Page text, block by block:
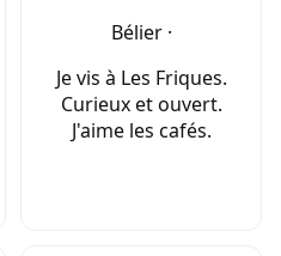
Bélier ·
Je vis à Les Friques.
Curieux et ouvert.
J'aime les cafés.